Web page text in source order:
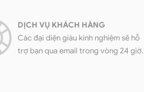
DỊCH VỤ KHÁCH HÀNG
Các đại diện giàu kinh nghiệm sẽ hỗ
trợ bạn qua email trong vòng 24 giờ.